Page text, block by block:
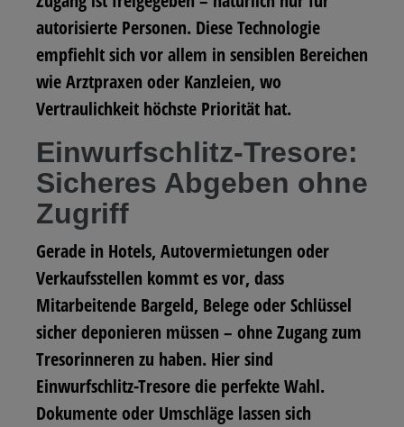
autorisierte Personen. Diese Technologie
empfiehlt sich vor allem in sensiblen Bereichen
wie Arztpraxen oder Kanzleien, wo
Vertraulichkeit höchste Priorität hat.
Einwurfschlitz-Tresore:
Sicheres Abgeben ohne
Zugriff
Gerade in Hotels, Autovermietungen oder
Verkaufsstellen kommt es vor, dass
Mitarbeitende Bargeld, Belege oder Schlüssel
sicher deponieren müssen – ohne Zugang zum
Tresorinneren zu haben. Hier sind
Einwurfschlitz-Tresore die perfekte Wahl.
Dokumente oder Umschläge lassen sich